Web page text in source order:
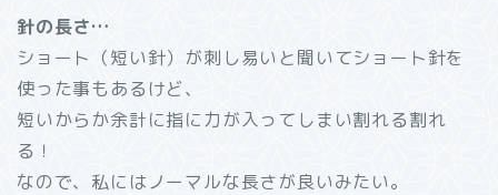
針の長さ…
ショート（短い針）が刺し易いと聞いてショート針を
使った事もあるけど、
短いからか余計に指に力が入ってしまい割れる割れ
る！
なので、私にはノーマルな長さが良いみたい。